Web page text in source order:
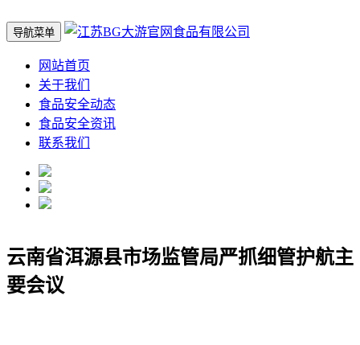
导航菜单
网站首页
关于我们
食品安全动态
食品安全资讯
联系我们
云南省洱源县市场监管局严抓细管护航主
要会议